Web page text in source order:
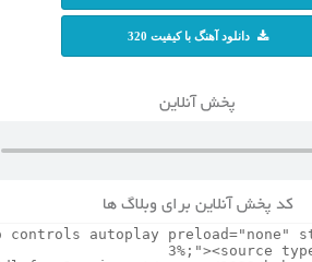
دانلود آهنگ با کیفیت 320
پخش آنلاین
کد پخش آنلاین برای وبلاگ ها